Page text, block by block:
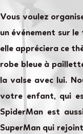
Vous voulez
un événement sur
elle appréciera ce
robe bleue à
la valse avec lui.
votre enfant, qui
SpiderMan est
SuperMan qui